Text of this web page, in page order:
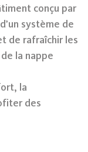
conçu par
système de
de rafraîchir les
la nappe
la
des